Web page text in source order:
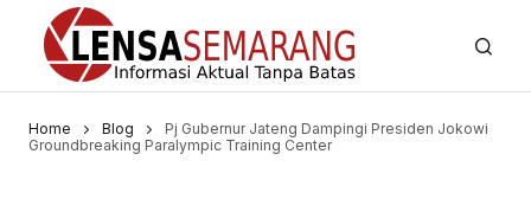
Home Blog
Pj Gubernur Jateng Dampingi Presiden Jokowi
Groundbreaking Paralympic Training Center